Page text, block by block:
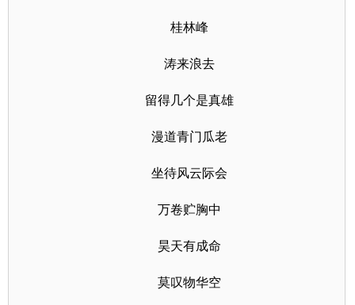
桂林峰
涛来浪去
留得几个是真雄
漫道青门瓜老
坐待风云际会
万卷贮胸中
昊天有成命
莫叹物华空